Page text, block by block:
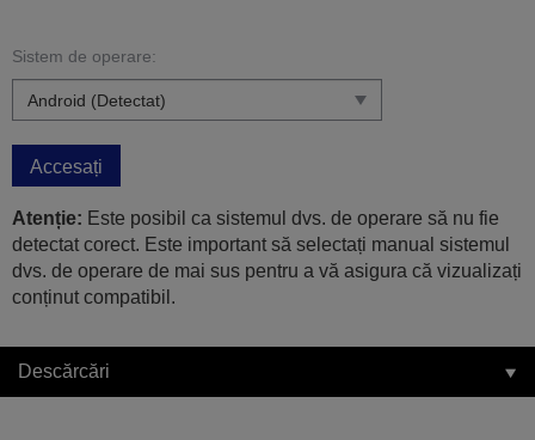
Sistem de operare:
Accesați
Atenție: Este posibil ca sistemul dvs. de operare să nu fie
detectat corect. Este important să selectați manual sistemul
dvs. de operare de mai sus pentru a vă asigura că vizualizați
conținut compatibil.
Descărcări